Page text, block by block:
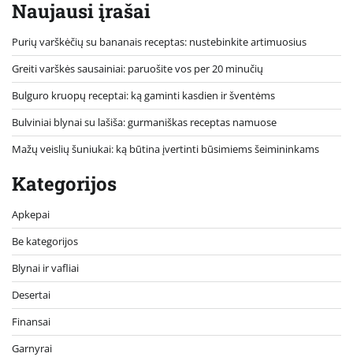
Naujausi įrašai
Purių varškėčių su bananais receptas: nustebinkite artimuosius
Greiti varškės sausainiai: paruošite vos per 20 minučių
Bulguro kruopų receptai: ką gaminti kasdien ir šventėms
Bulviniai blynai su lašiša: gurmaniškas receptas namuose
Mažų veislių šuniukai: ką būtina įvertinti būsimiems šeimininkams
Kategorijos
Apkepai
Be kategorijos
Blynai ir vafliai
Desertai
Finansai
Garnyrai